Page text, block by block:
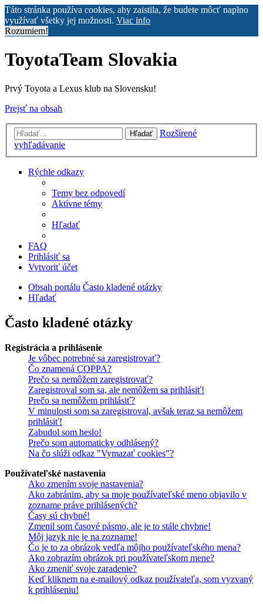
Táto stránka používa cookies, aby zaistila, že budete môcť naplno
využívať všetky jej možnosti. Viac info
Rozumiem!
ToyotaTeam Slovakia
Prvý Toyota a Lexus klub na Slovensku!
Prejsť na obsah
Hľadať
Rozšírené
vyhľadávanie
Rýchle odkazy
Temy bez odpovedí
Aktívne témy
Hľadať
FAQ
Prihlásiť sa
Vytvoriť účet
Obsah portálu Často kladené otázky
Hľadať
Často kladené otázky
Registrácia a prihlásenie
Je vôbec potrebné sa zaregistrovať?
Čo znamená COPPA?
Prečo sa nemôžem zaregistrovať?
Zaregistroval som sa, ale nemôžem sa prihlásiť!
Prečo sa nemôžem prihlásiť?
V minulosti som sa zaregistroval, avšak teraz sa nemôžem
prihlásiť!
Zabudol som heslo!
Prečo som automaticky odhlásený?
Na čo slúži odkaz "Vymazať cookies"?
Používateľské nastavenia
Ako zmením svoje nastavenia?
Ako zabránim, aby sa moje používateľské meno objavilo v
zozname práve prihlásených?
Časy sú chybné!
Zmenil som časové pásmo, ale je to stále chybne!
Môj jazyk nie je na zozname!
Čo je to za obrázok vedľa môjho používateľského mena?
Ako zobrazím obrázok pri používateľskom mene?
Ako zmeniť svoje zaradenie?
Keď kliknem na e-mailový odkaz používateľa, som vyzvaný
k prihláseniu!